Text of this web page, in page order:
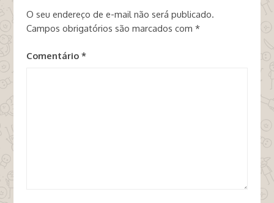
O seu endereço de e-mail não será publicado.
Campos obrigatórios são marcados com *
Comentário *